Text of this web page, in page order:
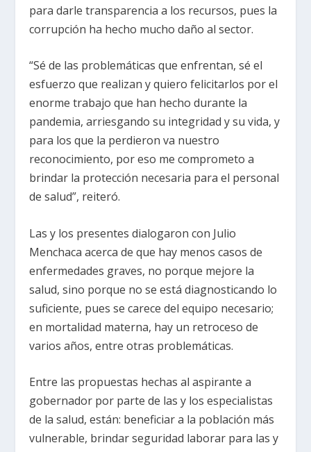
para darle transparencia a los recursos, pues la
corrupción ha hecho mucho daño al sector.
“Sé de las problemáticas que enfrentan, sé el
esfuerzo que realizan y quiero felicitarlos por el
enorme trabajo que han hecho durante la
pandemia, arriesgando su integridad y su vida, y
para los que la perdieron va nuestro
reconocimiento, por eso me comprometo a
brindar la protección necesaria para el personal
de salud”, reiteró.
Las y los presentes dialogaron con Julio
Menchaca acerca de que hay menos casos de
enfermedades graves, no porque mejore la
salud, sino porque no se está diagnosticando lo
suficiente, pues se carece del equipo necesario;
en mortalidad materna, hay un retroceso de
varios años, entre otras problemáticas.
Entre las propuestas hechas al aspirante a
gobernador por parte de las y los especialistas
de la salud, están: beneficiar a la población más
vulnerable, brindar seguridad laborar para las y